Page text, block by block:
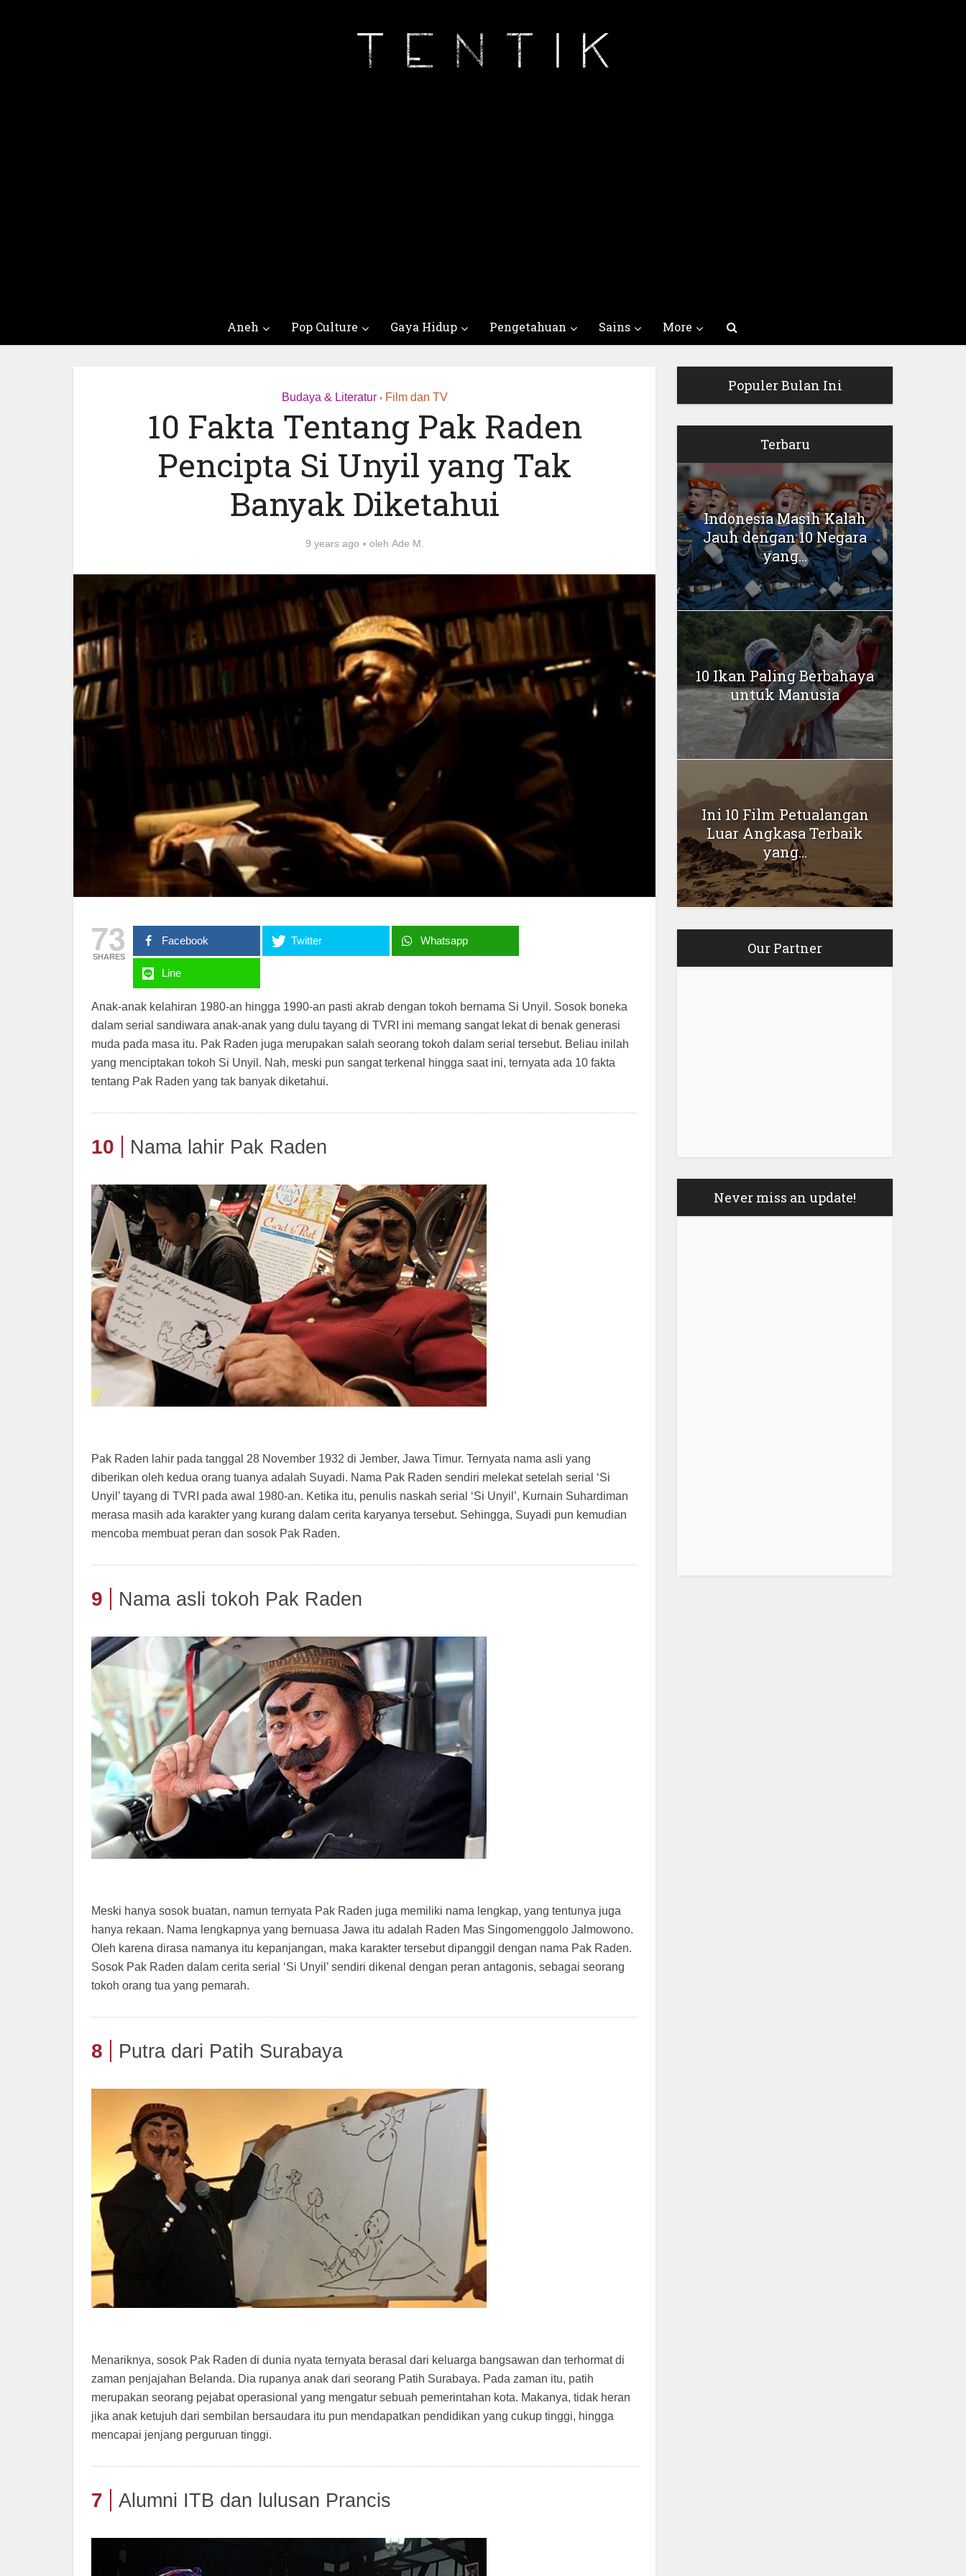
Aneh Pop Culture Gaya Hidup Pengetahuan Sains More
Budaya & Literatur • Film dan TV
10 Fakta Tentang Pak Raden
Pencipta Si Unyil yang Tak
Banyak Diketahui
9 years ago oleh Ade M.
73
SHARES
Facebook Twitter Whatsapp
Line
Anak-anak kelahiran 1980-an hingga 1990-an pasti akrab dengan tokoh bernama Si Unyil. Sosok boneka
dalam serial sandiwara anak-anak yang dulu tayang di TVRI ini memang sangat lekat di benak generasi
muda pada masa itu. Pak Raden juga merupakan salah seorang tokoh dalam serial tersebut. Beliau inilah
yang menciptakan tokoh Si Unyil. Nah, meski pun sangat terkenal hingga saat ini, ternyata ada 10 fakta
tentang Pak Raden yang tak banyak diketahui.
10 Nama lahir Pak Raden
Pak Raden lahir pada tanggal 28 November 1932 di Jember, Jawa Timur. Ternyata nama asli yang
diberikan oleh kedua orang tuanya adalah Suyadi. Nama Pak Raden sendiri melekat setelah serial ‘Si
Unyil’ tayang di TVRI pada awal 1980-an. Ketika itu, penulis naskah serial ‘Si Unyil’, Kurnain Suhardiman
merasa masih ada karakter yang kurang dalam cerita karyanya tersebut. Sehingga, Suyadi pun kemudian
mencoba membuat peran dan sosok Pak Raden.
9 Nama asli tokoh Pak Raden
Meski hanya sosok buatan, namun ternyata Pak Raden juga memiliki nama lengkap, yang tentunya juga
hanya rekaan. Nama lengkapnya yang bernuasa Jawa itu adalah Raden Mas Singomenggolo Jalmowono.
Oleh karena dirasa namanya itu kepanjangan, maka karakter tersebut dipanggil dengan nama Pak Raden.
Sosok Pak Raden dalam cerita serial ‘Si Unyil’ sendiri dikenal dengan peran antagonis, sebagai seorang
tokoh orang tua yang pemarah.
8 Putra dari Patih Surabaya
Menariknya, sosok Pak Raden di dunia nyata ternyata berasal dari keluarga bangsawan dan terhormat di
zaman penjajahan Belanda. Dia rupanya anak dari seorang Patih Surabaya. Pada zaman itu, patih
merupakan seorang pejabat operasional yang mengatur sebuah pemerintahan kota. Makanya, tidak heran
jika anak ketujuh dari sembilan bersaudara itu pun mendapatkan pendidikan yang cukup tinggi, hingga
mencapai jenjang perguruan tinggi.
7 Alumni ITB dan lulusan Prancis
Populer Bulan Ini
Terbaru
Indonesia Masih Kalah
Jauh dengan 10 Negara
yang...
10 Ikan Paling Berbahaya
untuk Manusia
Ini 10 Film Petualangan
Luar Angkasa Terbaik
yang...
Our Partner
Never miss an update!